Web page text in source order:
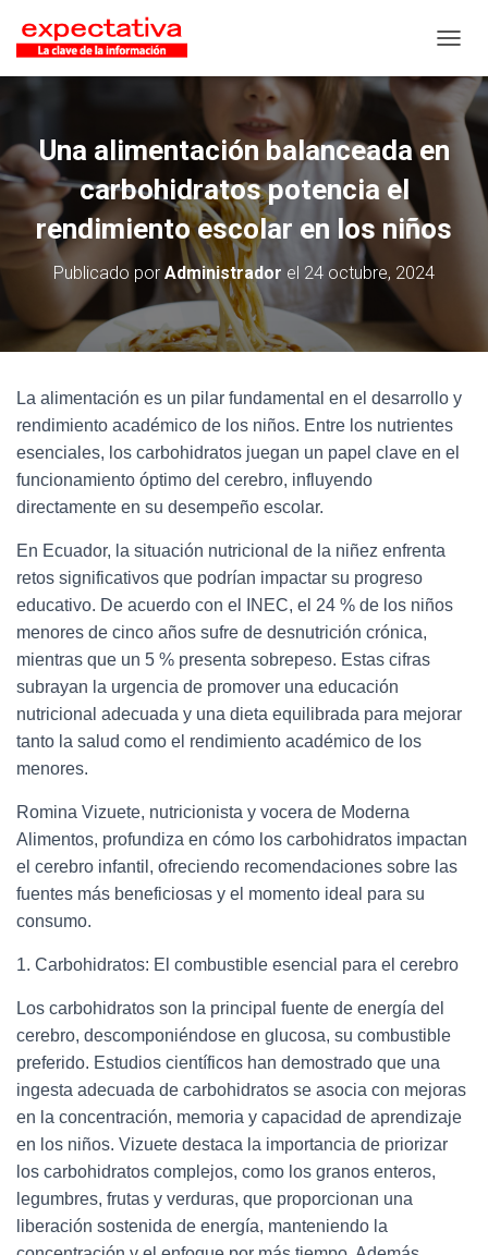
Una alimentación balanceada en
carbohidratos potencia el
rendimiento escolar en los niños
Publicado por Administrador el 24 octubre, 2024
La alimentación es un pilar fundamental en el desarrollo y
rendimiento académico de los niños. Entre los nutrientes
esenciales, los carbohidratos juegan un papel clave en el
funcionamiento óptimo del cerebro, influyendo
directamente en su desempeño escolar.
En Ecuador, la situación nutricional de la niñez enfrenta
retos significativos que podrían impactar su progreso
educativo. De acuerdo con el INEC, el 24 % de los niños
menores de cinco años sufre de desnutrición crónica,
mientras que un 5 % presenta sobrepeso. Estas cifras
subrayan la urgencia de promover una educación
nutricional adecuada y una dieta equilibrada para mejorar
tanto la salud como el rendimiento académico de los
menores.
Romina Vizuete, nutricionista y vocera de Moderna
Alimentos, profundiza en cómo los carbohidratos impactan
el cerebro infantil, ofreciendo recomendaciones sobre las
fuentes más beneficiosas y el momento ideal para su
consumo.
1. Carbohidratos: El combustible esencial para el cerebro
Los carbohidratos son la principal fuente de energía del
cerebro, descomponiéndose en glucosa, su combustible
preferido. Estudios científicos han demostrado que una
ingesta adecuada de carbohidratos se asocia con mejoras
en la concentración, memoria y capacidad de aprendizaje
en los niños. Vizuete destaca la importancia de priorizar
los carbohidratos complejos, como los granos enteros,
legumbres, frutas y verduras, que proporcionan una
liberación sostenida de energía, manteniendo la